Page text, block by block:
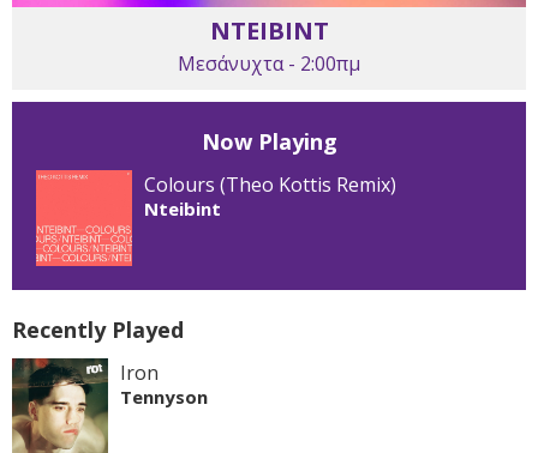
NTEIBINT
Μεσάνυχτα - 2:00πμ
Now Playing
Colours (Theo Kottis Remix)
Nteibint
Recently Played
Iron
Tennyson